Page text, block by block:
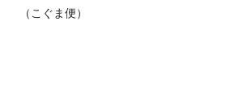
（こぐま便）